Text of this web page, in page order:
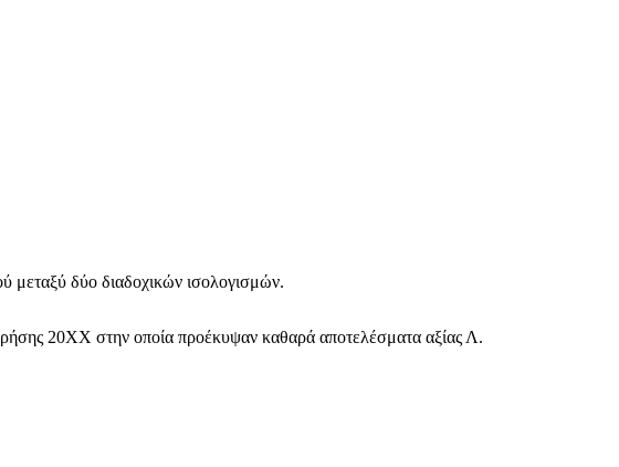
μεταξύ δύο διαδοχικών ισολογισμών.
20ΧΧ στην οποία προέκυψαν καθαρά αποτελέσματα αξίας Λ.